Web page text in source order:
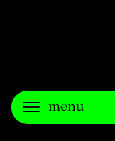
menu